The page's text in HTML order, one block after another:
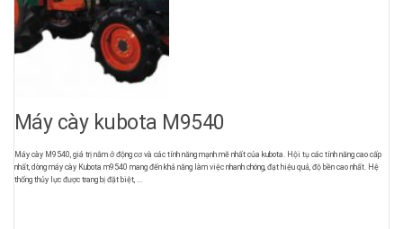
Máy cày kubota M9540
Máy cày M9540, giá trị nằm ở động cơ và các tính năng mạnh mẽ nhất của kubota. Hội tụ các tính năng cao cấp
nhất, dòng máy cày Kubota m9540 mang đến khả năng làm việc nhanh chóng, đạt hiệu quả, độ bền cao nhất. Hệ
thống thủy lực được trang bị đặt biệt, ...